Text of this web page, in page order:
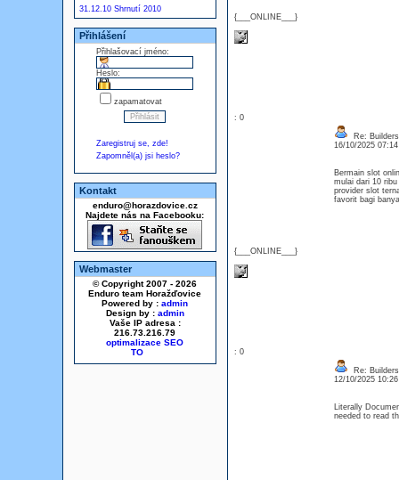
31.12.10 Shrnutí 2010
Přihlášení
Přihlašovací jméno:
Heslo:
zapamatovat
Zaregistruj se, zde!
Zapomněl(a) jsi heslo?
Kontakt
enduro@horazdovice.cz
Najdete nás na Facebooku:
Webmaster
© Copyright 2007 - 2026
Enduro team Horažďovice
Powered by : admin
Design by : admin
Vaše IP adresa :
216.73.216.79
optimalizace SEO
{___ONLINE___}
: 0
{___ONLINE___}
Re:
16/10/2025
Bermain slot
mulai dari 10
provider slot
favorit bagi
: 0
Re:
12/10/2025
Literally
needed to read